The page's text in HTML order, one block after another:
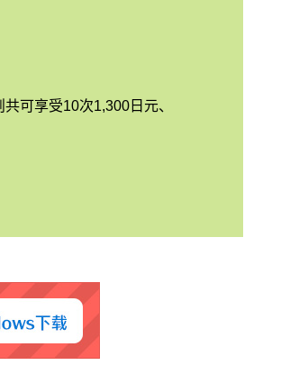
可享受10次1,300日元、